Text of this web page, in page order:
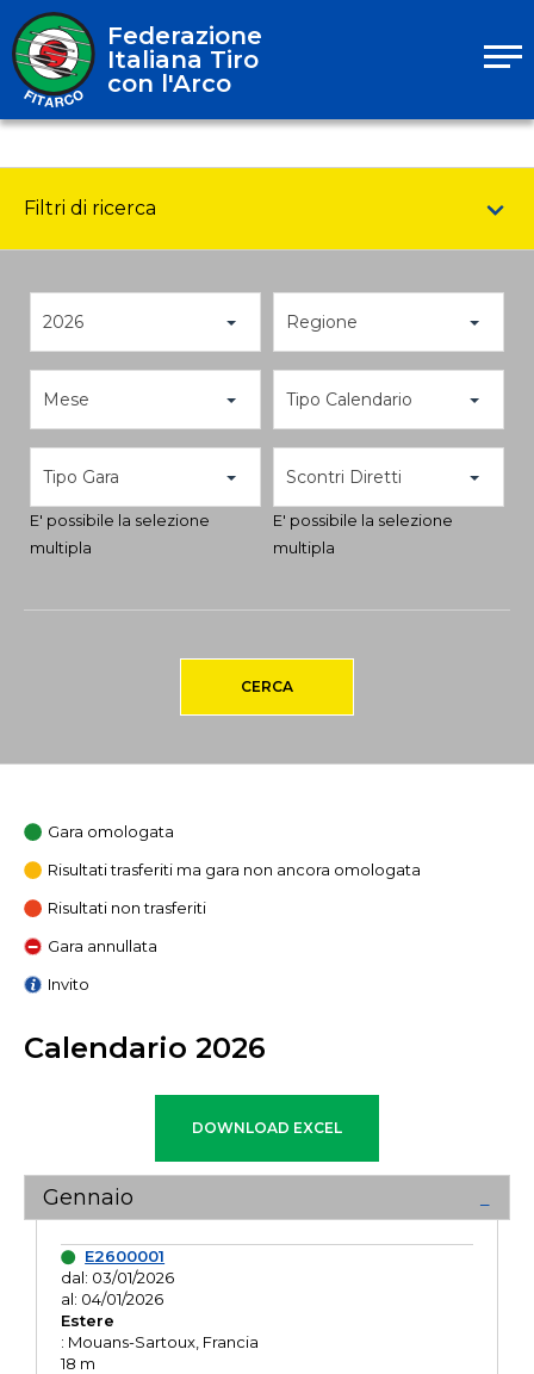
Federazione
Italiana Tiro
con l'Arco
Filtri di ricerca
2026 Regione
Mese Tipo Calendario
Tipo Gara
E' possibile la selezione
multipla
Scontri Diretti
E' possibile la selezione
multipla
CERCA
Gara omologata
Risultati trasferiti ma gara non ancora omologata
Risultati non trasferiti
Gara annullata
Invito
Calendario 2026
Gennaio
E2600001
dal: 03/01/2026
al: 04/01/2026
Estere
: Mouans-Sartoux, Francia
18 m